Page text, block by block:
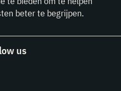
beter te begrijpen.
us